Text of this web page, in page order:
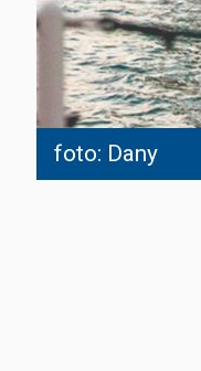
foto: Dany